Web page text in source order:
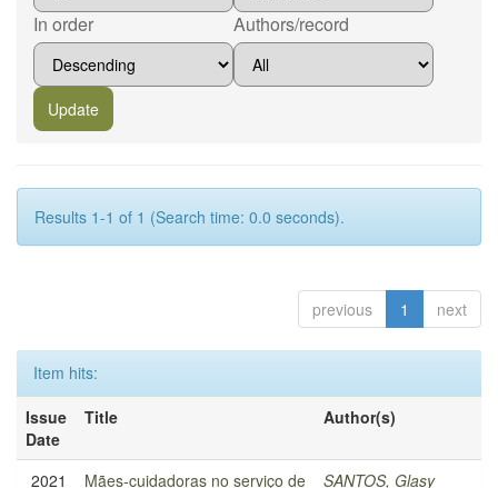
In order Authors/record
Results 1-1 of 1 (Search time: 0.0 seconds).
previous 1 next
Item hits:
Issue
Date
Title Author(s)
2021
Mães-cuidadoras no serviço de
SANTOS, Glasy